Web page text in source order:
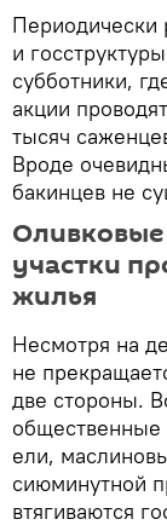
Периодически
и
субботники,
акции
тысяч
Вроде
бакинцев не
участки
жилья
Несмотря на
не
две стороны.
общественные
ели,
сиюминутной
втягиваются